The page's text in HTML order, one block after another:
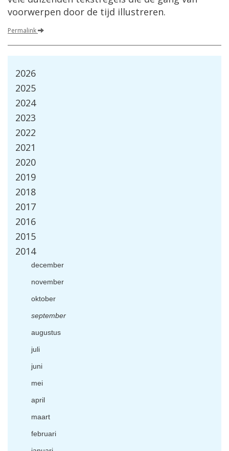
voorwerpen door de tijd illustreren.
Permalink
2026
2025
2024
2023
2022
2021
2020
2019
2018
2017
2016
2015
2014
december
november
oktober
september
augustus
juli
juni
mei
april
maart
februari